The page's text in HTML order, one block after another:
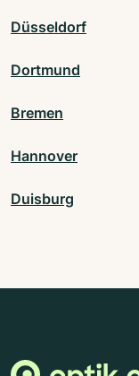
Düsseldorf
Dortmund
Bremen
Hannover
Duisburg